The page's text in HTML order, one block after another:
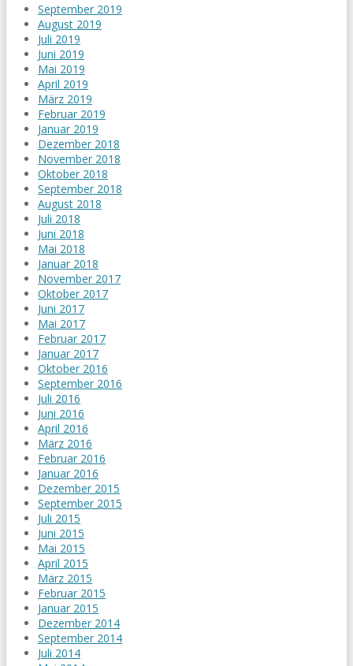
September 2019
August 2019
Juli 2019
Juni 2019
Mai 2019
April 2019
März 2019
Februar 2019
Januar 2019
Dezember 2018
November 2018
Oktober 2018
September 2018
August 2018
Juli 2018
Juni 2018
Mai 2018
Januar 2018
November 2017
Oktober 2017
Juni 2017
Mai 2017
Februar 2017
Januar 2017
Oktober 2016
September 2016
Juli 2016
Juni 2016
April 2016
März 2016
Februar 2016
Januar 2016
Dezember 2015
September 2015
Juli 2015
Juni 2015
Mai 2015
April 2015
März 2015
Februar 2015
Januar 2015
Dezember 2014
September 2014
Juli 2014